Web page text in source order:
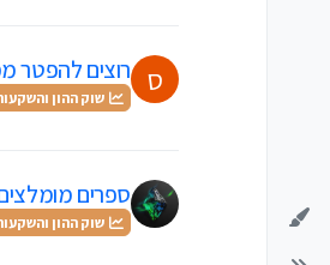
ס רוצים להפטר
שוק ההון
ספרים
שוק ההון